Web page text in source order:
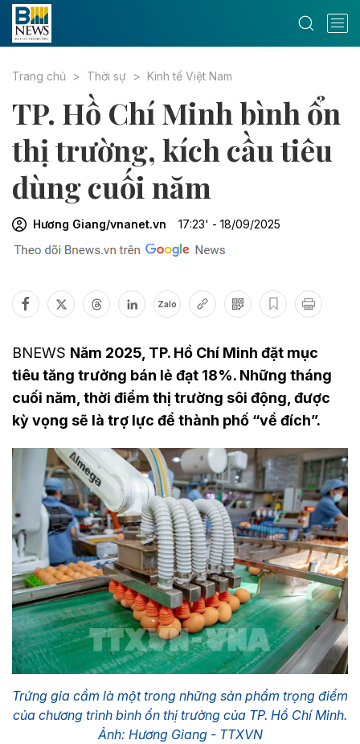
Trang chủ Thời sự Kinh tế Việt Nam
TP. Hồ Chí Minh bình ổn
thị trường, kích cầu tiêu
dùng cuối năm
Hương Giang/vnanet.vn 17:23' - 18/09/2025
Zalo
BNEWS Năm 2025, TP. Hồ Chí Minh đặt mục
tiêu tăng trưởng bán lẻ đạt 18%. Những tháng
cuối năm, thời điểm thị trường sôi động, được
kỳ vọng sẽ là trợ lực để thành phố “về đích”.
Trứng gia cầm là một trong những sản phẩm trọng điểm
của chương trình bình ổn thị trường của TP. Hồ Chí Minh.
Ảnh: Hương Giang - TTXVN